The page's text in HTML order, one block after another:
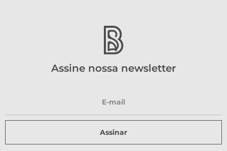
Assine nossa newsletter
Assinar